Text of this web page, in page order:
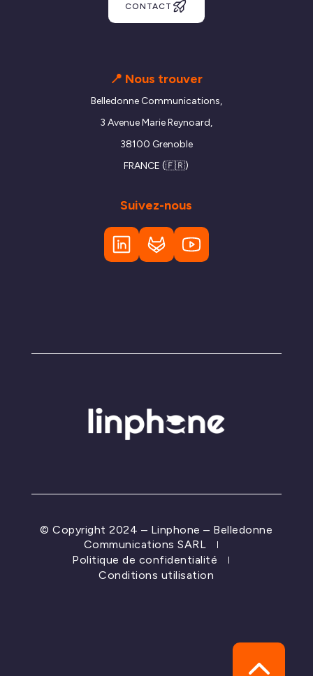
CONTACT
📍 Nous trouver
Belledonne Communications,
3 Avenue Marie Reynoard,
38100 Grenoble
FRANCE (🇫🇷)
Suivez-nous
© Copyright 2024 – Linphone – Belledonne
Communications SARL
Politique de confidentialité
Conditions utilisation